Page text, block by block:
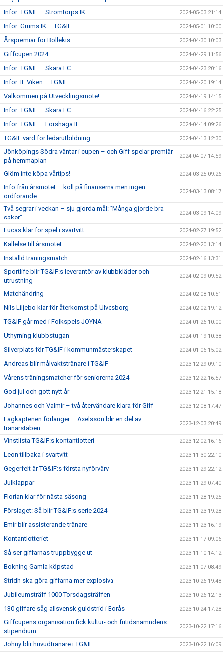
Inför: TG&IF – Strömtorps IK 2024-05-03 21:14
Inför: Grums IK – TG&IF 2024-05-01 10:00
Årspremiär för Bollekis 2024-04-30 10:03
Giffcupen 2024 2024-04-29 11:56
Inför: TG&IF – Skara FC 2024-04-23 20:16
Inför: IF Viken – TG&IF 2024-04-20 19:14
Välkommen på Utvecklingsmöte! 2024-04-19 14:15
Inför: TG&IF – Skara FC 2024-04-16 22:25
Inför: TG&IF – Forshaga IF 2024-04-14 09:26
TG&IF värd för ledarutbildning 2024-04-13 12:30
Jönköpings Södra väntar i cupen – och Giff spelar premiär
på hemmaplan
2024-04-07 14:59
Glöm inte köpa vårtips! 2024-03-25 09:26
Info från årsmötet – koll på finanserna men ingen
ordförande
2024-03-13 08:17
Två segrar i veckan – sju gjorda mål: ”Många gjorde bra
saker”
2024-03-09 14:09
Lucas klar för spel i svartvitt 2024-02-27 19:52
Kallelse till årsmötet 2024-02-20 13:14
Inställd träningsmatch 2024-02-16 13:31
Sportlife blir TG&IF:s leverantör av klubbkläder och
utrustning
2024-02-09 09:52
Matchändring 2024-02-08 10:51
Nils Liljebo klar för återkomst på Ulvesborg 2024-02-02 19:12
TG&IF går med i Folkspels JOYNA 2024-01-26 10:00
Uthyrning klubbstugan 2024-01-19 10:38
Silverplats för TG&IF i kommunmästerskapet 2024-01-06 15:02
Andreas blir målvaktstränare i TG&IF 2023-12-29 09:10
Vårens träningsmatcher för seniorerna 2024 2023-12-22 16:57
God jul och gott nytt år 2023-12-21 15:18
Johannes och Valmir – två återvändare klara för Giff 2023-12-08 17:47
Lagkaptenen förlänger – Axelsson blir en del av
tränarstaben
2023-12-03 20:49
Vinstlista TG&IF:s kontantlotteri 2023-12-02 16:16
Leon tillbaka i svartvitt 2023-11-30 22:10
Gegerfelt är TG&IF:s första nyförvärv 2023-11-29 22:12
Julklappar 2023-11-29 07:40
Florian klar för nästa säsong 2023-11-28 19:25
Förslaget: Så blir TG&IF:s serie 2024 2023-11-23 19:28
Emir blir assisterande tränare 2023-11-23 16:19
Kontantlotteriet 2023-11-17 09:06
Så ser giffarnas truppbygge ut 2023-11-10 14:12
Bokning Gamla köpstad 2023-11-07 08:49
Stridh ska göra giffarna mer explosiva 2023-10-26 19:48
Jubileumsträff 1000 Torsdagsträffen 2023-10-26 12:13
130 giffare såg allsvensk guldstrid i Borås 2023-10-24 17:28
Giffcupens organisation fick kultur- och fritidsnämndens
stipendium
2023-10-22 17:16
Johny blir huvudtränare i TG&IF 2023-10-22 16:09